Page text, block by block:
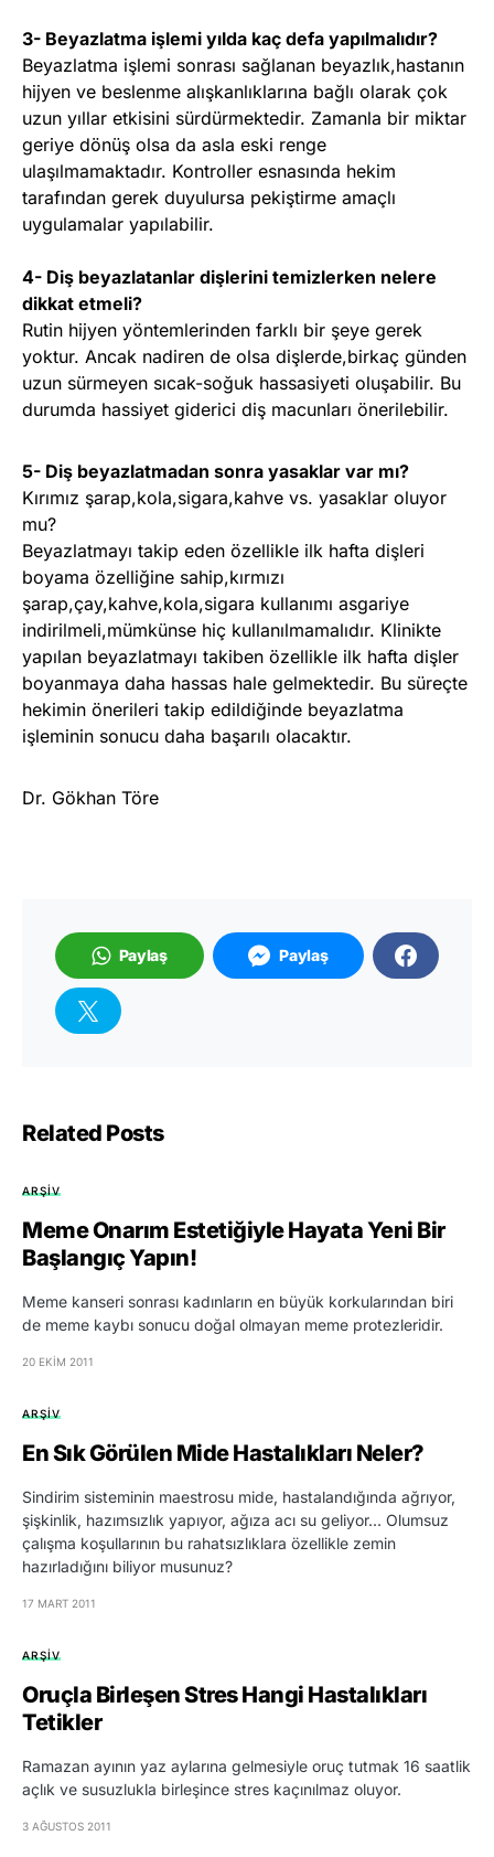
3- Beyazlatma işlemi yılda kaç defa yapılmalıdır?
Beyazlatma işlemi sonrası sağlanan beyazlık,hastanın
hijyen ve beslenme alışkanlıklarına bağlı olarak çok
uzun yıllar etkisini sürdürmektedir. Zamanla bir miktar
geriye dönüş olsa da asla eski renge
ulaşılmamaktadır. Kontroller esnasında hekim
tarafından gerek duyulursa pekiştirme amaçlı
uygulamalar yapılabilir.
4- Diş beyazlatanlar dişlerini temizlerken nelere
dikkat etmeli?
Rutin hijyen yöntemlerinden farklı bir şeye gerek
yoktur. Ancak nadiren de olsa dişlerde,birkaç günden
uzun sürmeyen sıcak-soğuk hassasiyeti oluşabilir. Bu
durumda hassiyet giderici diş macunları önerilebilir.
5- Diş beyazlatmadan sonra yasaklar var mı?
Kırımız şarap,kola,sigara,kahve vs. yasaklar oluyor
mu?
Beyazlatmayı takip eden özellikle ilk hafta dişleri
boyama özelliğine sahip,kırmızı
şarap,çay,kahve,kola,sigara kullanımı asgariye
indirilmeli,mümkünse hiç kullanılmamalıdır. Klinikte
yapılan beyazlatmayı takiben özellikle ilk hafta dişler
boyanmaya daha hassas hale gelmektedir. Bu süreçte
hekimin önerileri takip edildiğinde beyazlatma
işleminin sonucu daha başarılı olacaktır.
Dr. Gökhan Töre
Paylaş Paylaş
Related Posts
ARŞIV
Meme Onarım Estetiğiyle Hayata Yeni Bir
Başlangıç Yapın!
Meme kanseri sonrası kadınların en büyük korkularından biri
de meme kaybı sonucu doğal olmayan meme protezleridir.
20 EKIM 2011
ARŞIV
En Sık Görülen Mide Hastalıkları Neler?
Sindirim sisteminin maestrosu mide, hastalandığında ağrıyor,
şişkinlik, hazımsızlık yapıyor, ağıza acı su geliyor... Olumsuz
çalışma koşullarının bu rahatsızlıklara özellikle zemin
hazırladığını biliyor musunuz?
17 MART 2011
ARŞIV
Oruçla Birleşen Stres Hangi Hastalıkları
Tetikler
Ramazan ayının yaz aylarına gelmesiyle oruç tutmak 16 saatlik
açlık ve susuzlukla birleşince stres kaçınılmaz oluyor.
3 AĞUSTOS 2011